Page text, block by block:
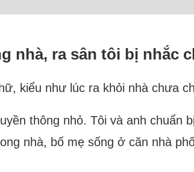
nhà, ra sân tôi bị nhắc
kiểu như lúc ra khỏi nhà chưa
thông nhỏ. Tôi và anh chuẩn
nhà, bố mẹ sống ở căn nhà